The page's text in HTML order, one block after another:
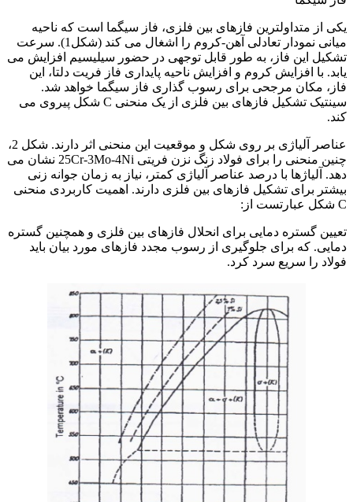
یکی از متداولترین فازهای بین فلزی، فاز سیگما است که ناحیه
میانی نمودار تعادلی آهن-کروم را اشغال می کند (شکل1). سرعت
تشکیل این فاز، به طور قابل توجهی در حضور سیلیسیم افزایش می
یابد. با افزایش کروم و افزایش ناحیه پایداری فاز فریت دلتا، این
فاز، مکان مرجحی برای رسوب گذاری فاز سیگما خواهد شد.
سینتیک تشکیل فازهای بین فلزی از یک منحنی C شکل پیروی می
کند.
عناصر آلیاژی بر روی شکل و موقعیت این منحنی اثر دارند. شکل 2،
چنین منحنی را برای فولاد زنگ نزن فریتی 25Cr-3Mo-4Ni نشان می
دهد. آلیاژها با درصد عناصر آلیاژی کمتر، نیاز به زمان جوانه زنی
بیشتر برای تشکیل فازهای بین فلزی دارند. اهمیت کاربردی منحنی
C شکل عبارتست از:
تعیین گستره دمایی برای انحلال فازهای بین فلزی و همچنین گستره
دمایی. که برای جلوگیری از رسوب مجدد فازهای مورد بیان باید
فولاد را سریع سرد کرد.